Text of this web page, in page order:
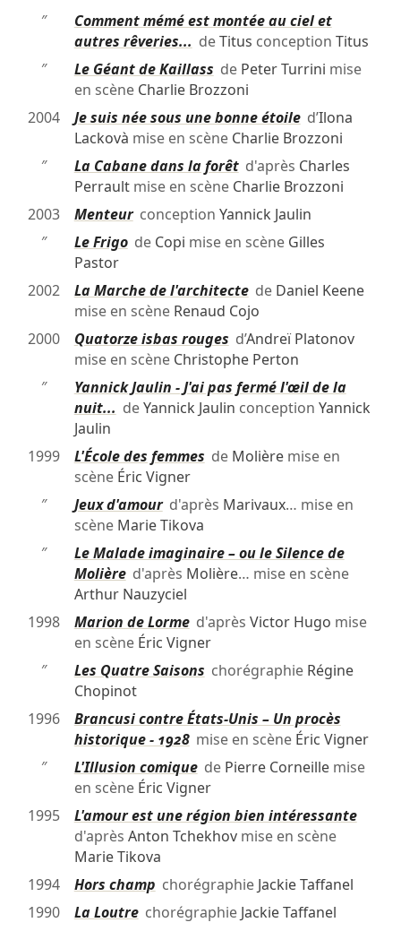
″
Comment mémé est montée au ciel et
autres rêveries... deTitus conception Titus
″
Le Géant de Kaillass de Peter Turrini mise
en scène Charlie Brozzoni
2004
Je suis née sous une bonne étoiled’Ilona
Lackovà mise en scène Charlie Brozzoni
″
La Cabane dans la forêtd'après Charles
Perraultmise en scène Charlie Brozzoni
2003
Menteurconception Yannick Jaulin
″
Le Frigode Copi mise en scène Gilles
Pastor
2002
La Marche de l'architectede Daniel Keene
mise en scène Renaud Cojo
2000
Quatorze isbas rouges d’Andreï Platonov
mise en scène Christophe Perton
″
Yannick Jaulin - J'ai pas fermé l'œil de la
nuit... deYannick Jaulin conception Yannick
Jaulin
1999
L'École des femmes de Molièremise en
scène Éric Vigner
″
Jeux d'amourd'après Marivaux… mise en
scène Marie Tikova
″
Le Malade imaginaire – ou le Silence de
Molièred'après Molière… mise en scène
Arthur Nauzyciel
1998
Marion de Lormed'après Victor Hugo mise
en scène Éric Vigner
″
Les Quatre Saisons chorégraphie Régine
Chopinot
1996
Brancusi contre États-Unis – Un procès
historique - 1928mise en scène Éric Vigner
″
L'Illusion comiquede Pierre Corneillemise
en scène Éric Vigner
1995
L'amour est une région bien intéressante
d'après Anton Tchekhovmise en scène
Marie Tikova
1994
Hors champ chorégraphie Jackie Taffanel
1990
La Loutrechorégraphie Jackie Taffanel